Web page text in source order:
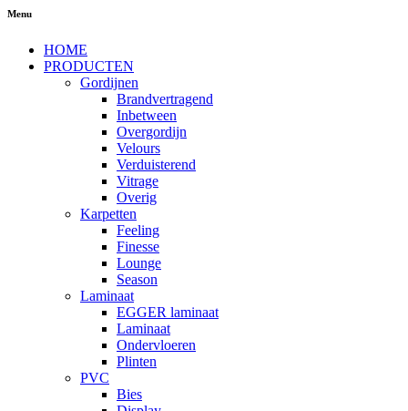
Menu
HOME
PRODUCTEN
Gordijnen
Brandvertragend
Inbetween
Overgordijn
Velours
Verduisterend
Vitrage
Overig
Karpetten
Feeling
Finesse
Lounge
Season
Laminaat
EGGER laminaat
Laminaat
Ondervloeren
Plinten
PVC
Bies